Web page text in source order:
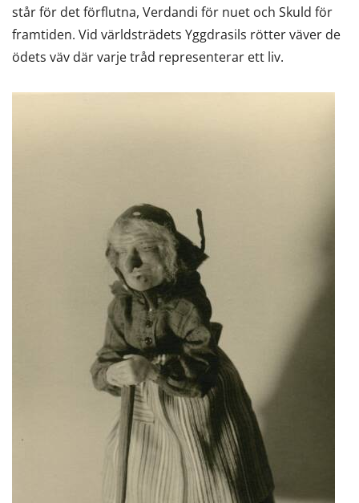
står för det förflutna, Verdandi för nuet och Skuld för
framtiden. Vid världsträdets Yggdrasils rötter väver de
ödets väv där varje tråd representerar ett liv.